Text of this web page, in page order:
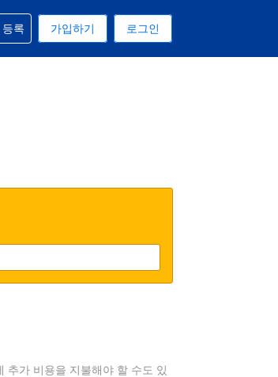
국 달러입니다
언어는 한국어입니다
해 도움을 받으실 수 있습니다
록 가입하기 로그인
추가 비용을 지불해야 할 수도 있